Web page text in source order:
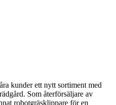
kunder ett nytt sortiment med
Som återförsäljare av
robotgräsklippare för en